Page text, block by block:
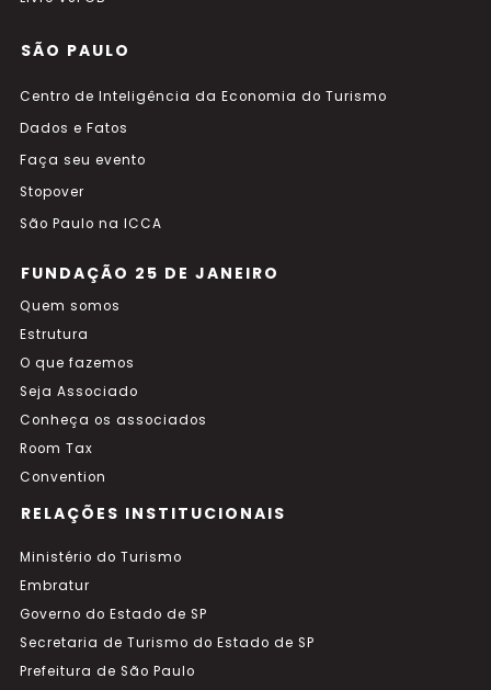
SÃO PAULO
Centro de Inteligência da Economia do Turismo
Dados e Fatos
Faça seu evento
Stopover
São Paulo na ICCA
FUNDAÇÃO 25 DE JANEIRO
Quem somos
Estrutura
O que fazemos
Seja Associado
Conheça os associados
Room Tax
Convention
RELAÇÕES INSTITUCIONAIS
Ministério do Turismo
Embratur
Governo do Estado de SP
Secretaria de Turismo do Estado de SP
Prefeitura de São Paulo